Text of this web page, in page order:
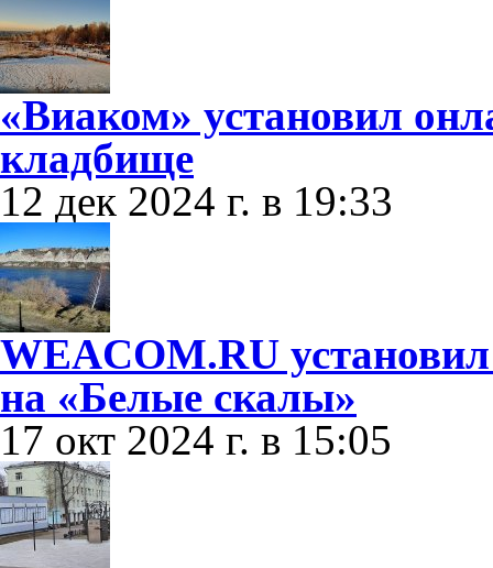
«Виаком» установил
кладбище
12 дек 2024 г. в 19:33
WEACOM.RU
на «Белые скалы»
17 окт 2024 г. в 15:05